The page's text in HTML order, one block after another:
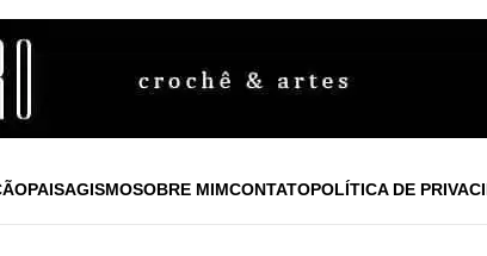
PAISAGISMOSOBRE MIMCONTATOPOLÍTICA DE